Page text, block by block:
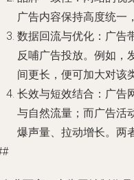
广告内容保持高度统一
数据回流与优化 ：广告
反哺广告投放。例如，
间更长，便可加大对该
长效与短效结合 ：广告
与自然流量；而广告活
爆声量、拉动增长。两